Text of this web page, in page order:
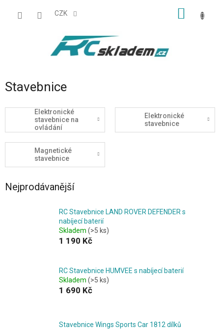
CZK
Stavebnice
Elektronické
stavebnice na
ovládání
Elektronické
stavebnice
Magnetické
stavebnice
Nejprodávanější
RC Stavebnice LAND ROVER DEFENDER s
nabíjecí baterií
Skladem (>5 ks)
1 190 Kč
RC Stavebnice HUMVEE s nabíjecí baterií
Skladem (>5 ks)
1 690 Kč
Stavebnice Wings Sports Car 1812 dílků